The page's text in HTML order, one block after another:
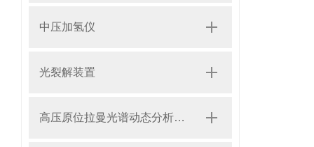
中压加氢仪
光裂解装置
高压原位拉曼光谱动态分析系统